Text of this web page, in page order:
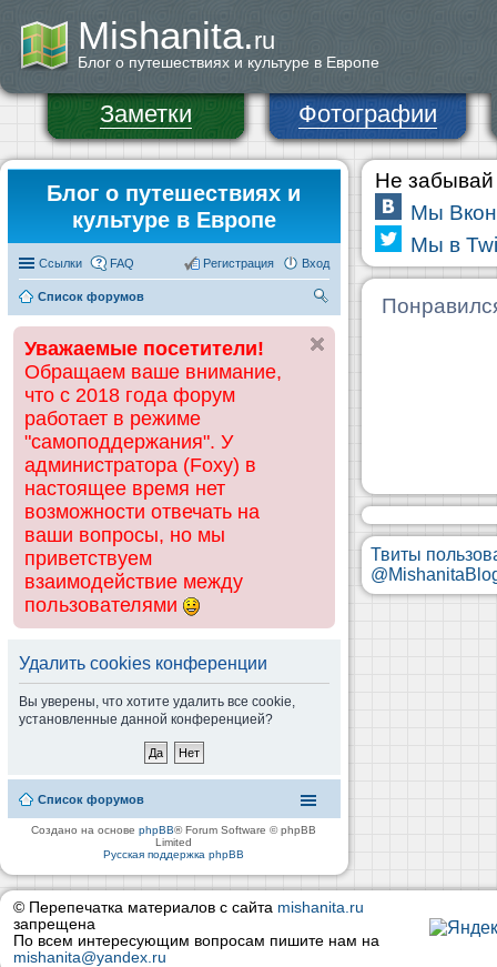
Mishanita.ru
Блог о путешествиях и культуре в Европе
Заметки Фотографии
Блог о путешествиях и
культуре в Европе
Ссылки FAQ Вход
Регистрация
Список форумов
ск
Уважаемые посетители!
Обращаем ваше внимание,
что с 2018 года форум
работает в режиме
"самоподдержания". У
администратора (Foxy) в
настоящее время нет
возможности отвечать на
ваши вопросы, но мы
приветствуем
взаимодействие между
пользователями
Удалить cookies конференции
Вы уверены, что хотите удалить все cookie,
установленные данной конференцией?
Список форумов
Создано на основеphpBB® Forum Software © phpBB
Limited
Русская поддержка phpBB
Не забывай
Мы
Мы в
Твиты
© Перепечатка материалов с сайта mishanita.ru
запрещена
По всем интересующим вопросам пишите нам на
mishanita@yandex.ru